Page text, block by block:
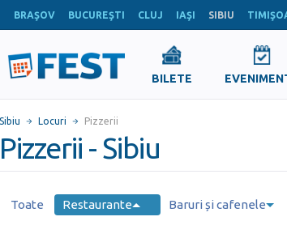
BRAŞOV BUCUREŞTI CLUJ IAŞI SIBIU
BILETE
Sibiu Locuri Pizzerii
Pizzerii - Sibiu
Toate Restaurante Baruri și cafenele